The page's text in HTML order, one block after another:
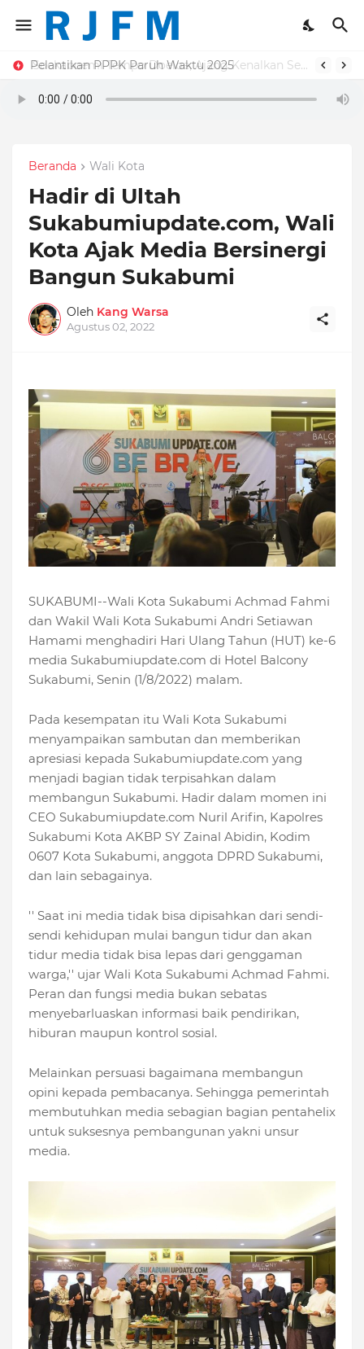
Pelantikan PPPK Paruh Waktu 2025
Beranda Wali Kota
Hadir di Ultah
Sukabumiupdate.com, Wali
Kota Ajak Media Bersinergi
Bangun Sukabumi
Oleh Kang Warsa
Agustus 02, 2022
SUKABUMI--Wali Kota Sukabumi Achmad Fahmi
dan Wakil Wali Kota Sukabumi Andri Setiawan
Hamami menghadiri Hari Ulang Tahun (HUT) ke-6
media Sukabumiupdate.com di Hotel Balcony
Sukabumi, Senin (1/8/2022) malam.
Pada kesempatan itu Wali Kota Sukabumi
menyampaikan sambutan dan memberikan
apresiasi kepada Sukabumiupdate.com yang
menjadi bagian tidak terpisahkan dalam
membangun Sukabumi. Hadir dalam momen ini
CEO Sukabumiupdate.com Nuril Arifin, Kapolres
Sukabumi Kota AKBP SY Zainal Abidin, Kodim
0607 Kota Sukabumi, anggota DPRD Sukabumi,
dan lain sebagainya.
'' Saat ini media tidak bisa dipisahkan dari sendi-
sendi kehidupan mulai bangun tidur dan akan
tidur media tidak bisa lepas dari genggaman
warga,'' ujar Wali Kota Sukabumi Achmad Fahmi.
Peran dan fungsi media bukan sebatas
menyebarluaskan informasi baik pendirikan,
hiburan maupun kontrol sosial.
Melainkan persuasi bagaimana membangun
opini kepada pembacanya. Sehingga pemerintah
membutuhkan media sebagian bagian pentahelix
untuk suksesnya pembangunan yakni unsur
media.